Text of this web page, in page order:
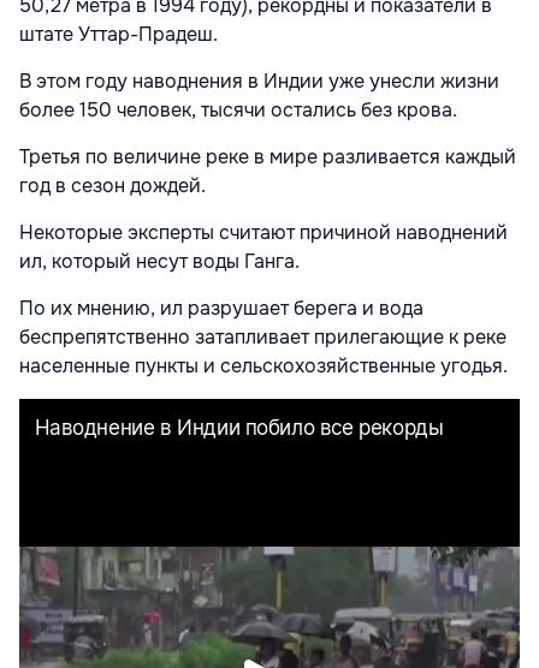
50,27 метра в 1994 году), рекордны и показатели в
штате Уттар-Прадеш.
В этом году наводнения в Индии уже унесли жизни
более 150 человек, тысячи остались без крова.
Третья по величине реке в мире разливается каждый
год в сезон дождей.
Некоторые эксперты считают причиной наводнений
ил, который несут воды Ганга.
По их мнению, ил разрушает берега и вода
беспрепятственно затапливает прилегающие к реке
населенные пункты и сельскохозяйственные угодья.